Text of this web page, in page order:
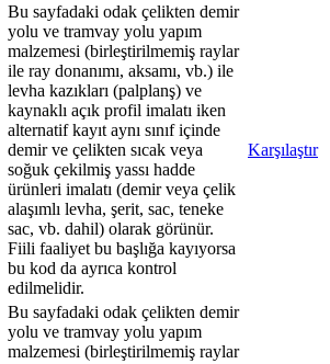
Bu sayfadaki odak çelikten demir
yolu ve tramvay yolu yapım
malzemesi (birleştirilmemiş raylar
ile ray donanımı, aksamı, vb.) ile
levha kazıkları (palplanş) ve
kaynaklı açık profil imalatı iken
alternatif kayıt aynı sınıf içinde
demir ve çelikten sıcak veya
soğuk çekilmiş yassı hadde
ürünleri imalatı (demir veya çelik
alaşımlı levha, şerit, sac, teneke
sac, vb. dahil) olarak görünür.
Fiili faaliyet bu başlığa kayıyorsa
bu kod da ayrıca kontrol
edilmelidir.
Karşılaştır
Bu sayfadaki odak çelikten demir
yolu ve tramvay yolu yapım
malzemesi (birleştirilmemiş raylar